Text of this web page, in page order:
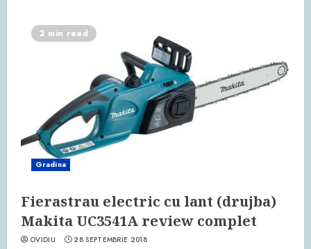
2 min read
Gradina
Fierastrau electric cu lant (drujba)
Makita UC3541A review complet
OVIDIU 28 SEPTEMBRIE 2018